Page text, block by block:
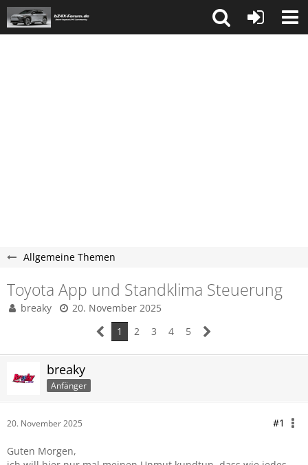
Allgemeine Themen
Toyota App und Standklima Steuerung
breaky
20. November 2025
1
2 3 4 5
breaky
Anfänger
20. November 2025 #1
Guten Morgen,